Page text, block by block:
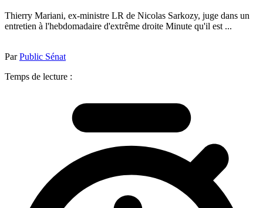
Thierry Mariani, ex-ministre LR de Nicolas Sarkozy, juge dans un
entretien à l'hebdomadaire d'extrême droite Minute qu'il est ...
ParPublic Sénat
Temps de lecture :